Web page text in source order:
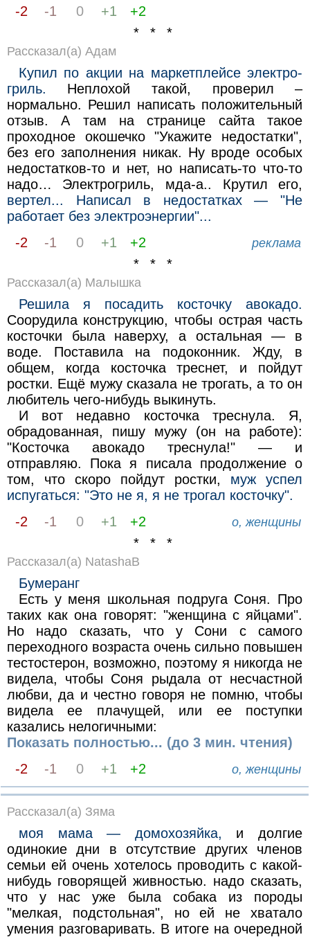
-2
-1 0 +1
+2
* * *
Рассказал(а) Адам
Купил по акции на маркетплейсе электро-
гриль. Неплохой такой, проверил –
нормально. Решил написать положительный
отзыв. А там на странице сайта такое
проходное окошечко "Укажите недостатки",
без его заполнения никак. Ну вроде особых
недостатков-то и нет, но написать-то что-то
надо… Электрогриль, мда-а.. Крутил его,
вертел... Написал в недостатках — "Не
работает без электроэнергии"...
-2
-1 0 +1 +2 реклама
* * *
Рассказал(а) Малышка
Решила я посадить косточку авокадо.
Соорудила конструкцию, чтобы острая часть
косточки была наверху, а остальная — в
воде. Поставила на подоконник. Жду, в
общем, когда косточка треснет, и пойдут
ростки. Ещё мужу сказала не трогать, а то он
любитель чего-нибудь выкинуть.
И вот недавно косточка треснула. Я,
обрадованная, пишу мужу (он на работе):
"Косточка авокадо треснула!" — и
отправляю. Пока я писала продолжение о
том, что скоро пойдут ростки, муж успел
испугаться: "Это не я, я не трогал косточку".
-2
-1 0 +1 +2 о, женщины
* * *
Рассказал(а) NatashaB
Бумеранг
Есть у меня школьная подруга Соня. Про
таких как она говорят: "женщина с яйцами".
Но надо сказать, что у Сони с самого
переходного возраста очень сильно повышен
тестостерон, возможно, поэтому я никогда не
видела, чтобы Соня рыдала от несчастной
любви, да и честно говоря не помню, чтобы
видела ее плачущей, или ее поступки
казались нелогичными:
Показать полностью... (до 3 мин. чтения)
-2
-1 0 +1 +2 о, женщины
Рассказал(а) Зяма
моя мама — домохозяйка, и долгие
одинокие дни в отсутствие других членов
семьи ей очень хотелось проводить с какой-
нибудь говорящей живностью. надо сказать,
что у нас уже была собака из породы
"мелкая, подстольная", но ей не хватало
умения разговаривать. В итоге на очередной